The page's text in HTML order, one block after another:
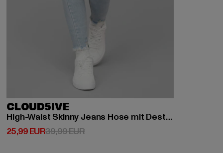
CLOUD5IVE
High-Waist Skinny Jeans Hose mit Destroy Details 5 Pockets
25,99 EUR
Derzeitiger Preis: 25,99 EUR
39,99 EURAktionspreis: 39,99 EUR